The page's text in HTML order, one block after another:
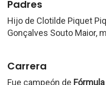
Padres
Hijo de Clotilde Piquet
Gonçalves Souto Maior,
Carrera
Fue campeón de